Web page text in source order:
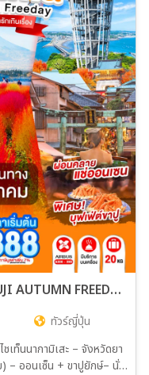
ทัวร์ญี่ปุ่น ENOSHIMA TOKYO FUJI AUTUMN FREEDAY ซุปตาร์...ฟูจิว้าวไม่พัก โคเคียน่ารักเกินเรื่อง 5วัน 3คืน (XJ)
ทัวร์ญี่ปุ่น
กามิเสะ – จังหวัดยา
นั่ง